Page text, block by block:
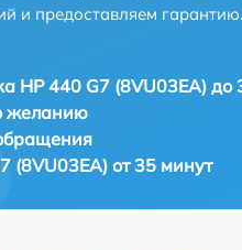
и предоставляем гарантию.
HP 440 G7 (8VU03EA) до
желанию
(8VU03EA) от 35 минут